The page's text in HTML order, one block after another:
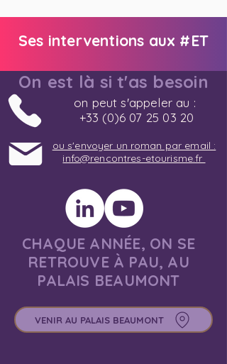
Ses interventions aux #ET
On est là si t'as besoin
on peut s'appeler au :
+33 (0)6 07 25 03 20
ou s'envoyer un roman par email :
info@rencontres-etourisme.fr
CHAQUE ANNÉE, ON SE
RETROUVE À PAU, AU
PALAIS BEAUMONT
VENIR AU PALAIS BEAUMONT